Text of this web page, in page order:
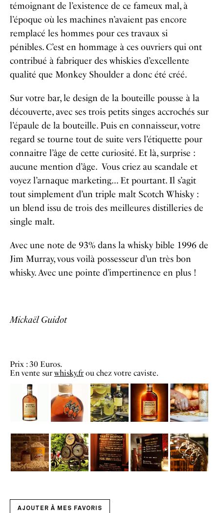
témoignant de l’existence de ce fameux mal, à
l’époque où les machines n’avaient pas encore
remplacé les hommes pour ces travaux si
pénibles. C’est en hommage à ces ouvriers qui ont
contribué à fabriquer des whiskies d’excellente
qualité que Monkey Shoulder a donc été créé.
Sur votre bar, le design de la bouteille pousse à la
découverte, avec ses trois petits singes accrochés sur
l’épaule de la bouteille. Puis en connaisseur, votre
regard se tourne tout de suite vers l’étiquette pour
connaitre l’âge de cette curiosité. Et là, surprise :
aucune mention d’âge. Vous criez au scandale et
voyez l’arnaque marketing… Et pourtant. Il s’agit
tout simplement d’un triple malt Scotch Whisky :
un blend issu de trois des meilleures distilleries de
single malt.
Avec une note de 93% dans la whisky bible 1996 de
Jim Murray, vous voilà possesseur d’un très bon
whisky. Avec une pointe d’impertinence en plus !
Mickaël Guidot
Prix : 30 Euros.
En vente sur whisky.fr ou chez votre caviste.
AJOUTER À MES FAVORIS